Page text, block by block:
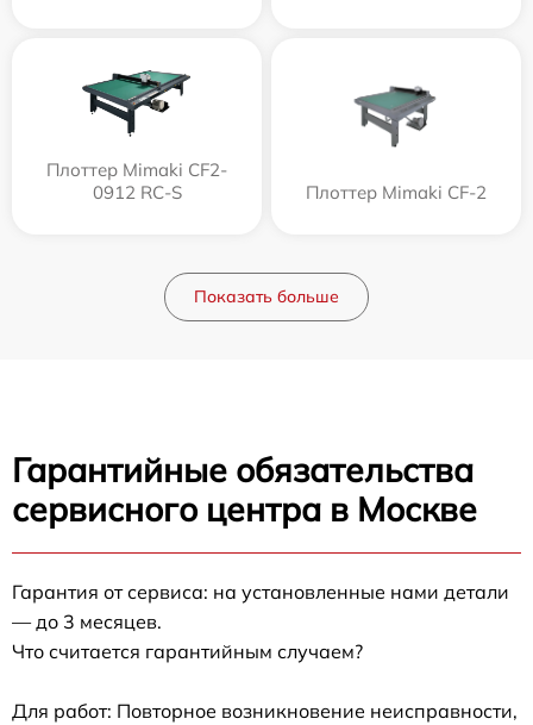
Плоттер Mimaki CF2-
0912 RC-S
Плоттер Mimaki CF-2
Показать больше
Гарантийные обязательства
сервисного центра в Москве
Гарантия от сервиса: на установленные нами детали
— до 3 месяцев.
Что считается гарантийным случаем?
Для работ: Повторное возникновение неисправности,